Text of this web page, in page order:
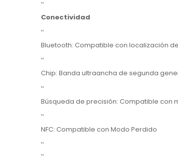
''
Conectividad
''
Bluetooth: Compatible con localización
''
Chip: Banda ultraancha de segunda
''
Búsqueda de precisión: Compatible con
''
NFC: Compatible con Modo Perdido
''
''